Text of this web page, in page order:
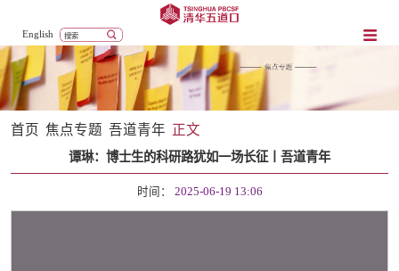
English
首页 焦点专题 吾道青年 正文
谭琳：博士生的科研路犹如一场长征丨吾道青年
时间： 2025-06-19 13:06